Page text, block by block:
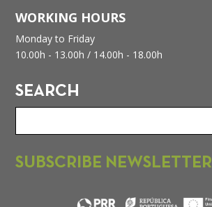
WORKING HOURS
Monday to Friday
10.00h - 13.00h / 14.00h - 18.00h
SEARCH
SUBSCRIBE NEWSLETTER